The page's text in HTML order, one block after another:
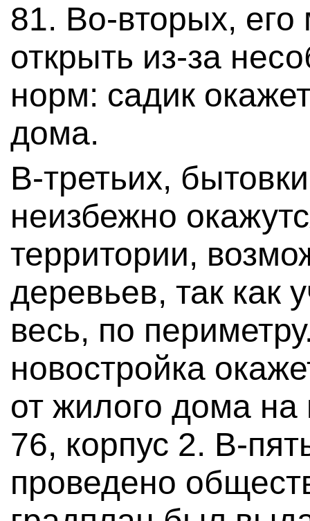
81. Во-вторых, его
открыть из-за
норм: садик
дома.
В-третьих,
неизбежно
территории,
деревьев, так как
весь, по
новостройка
от жилого дома на
76, корпус 2. В-
проведено